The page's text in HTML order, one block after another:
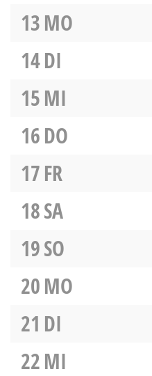
13MO
14DI
15MI
16DO
17FR
18SA
19SO
20MO
21 DI
22MI